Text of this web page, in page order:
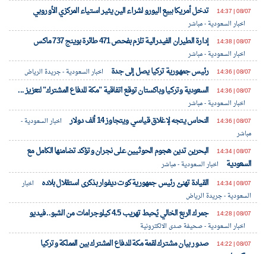
08/07 | 14:37
تدخل أمريكا ببيع اليورو لشراء الين يثير استياء المركزي الأوروبي
اخبار السعودية - مباشر
08/07 | 14:38
إدارة الطيران الفيدرالية تلزم بفحص 471 طائرة بوينج 737 ماكس
اخبار السعودية - مباشر
08/07 | 14:36
رئيس جمهورية تركيا يصل إلى جدة
اخبار السعودية - جريدة الرياض
08/07 | 14:36
السعودية وتركيا وباكستان توقع اتفاقية "مكة للدفاع المشترك" لتعزيز ...
اخبار السعودية - مباشر
08/07 | 14:36
النحاس يتجه لإغلاق قياسي ويتجاوز 14 ألف دولار
اخبار السعودية -
مباشر
08/07 | 14:34
البحرين تدين هجوم الحوثيين على نجران وتؤكد تضامنها الكامل مع
السعودية
اخبار السعودية - مباشر
08/07 | 14:34
القيادة تهنئ رئيس جمهورية كوت ديفوار بذكرى استقلال بلاده
اخبار
السعودية - جريدة الرياض
08/07 | 14:28
جمرك الربع الخالي يُحبط تهريب 4.5 كيلوجرامات من الشبو.. فيديو
اخبار السعودية - صحيفة صدى الالكترونية
08/07 | 14:22
صدور بيان مشترك لقمة مكة للدفاع المشترك بين المملكة وتركيا